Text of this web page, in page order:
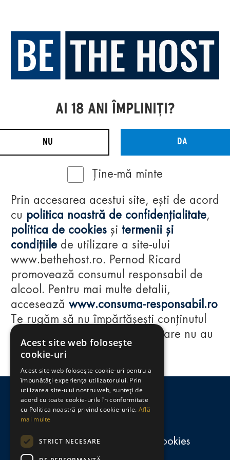
Regulamente
consumă-responsabil.ro
Politica de confidențialitate și cookies
AI 18 ANI ÎMPLINIȚI?
NU DA
Ține-mă minte
Prin accesarea acestui site, ești de acord
cu politica noastră de confidențialitate,
politica de cookies și termenii și
condițiile de utilizare a site-ului
www.bethehost.ro. Pernod Ricard
promovează consumul responsabil de
alcool. Pentru mai multe detalii,
accesează www.consuma-responsabil.ro
Te rugăm să nu împărtășești conținutul
acestui website cu persoane care nu au
împlinit vârsta de 18 ani.
Acest site web folosește
cookie-uri
Acest site web folosește cookie-uri pentru a
îmbunătăți experiența utilizatorului. Prin
utilizarea site-ului nostru web, sunteți de
acord cu toate cookie-urile în conformitate
cu Politica noastră privind cookie-urile. Află
mai multe
STRICT NECESARE